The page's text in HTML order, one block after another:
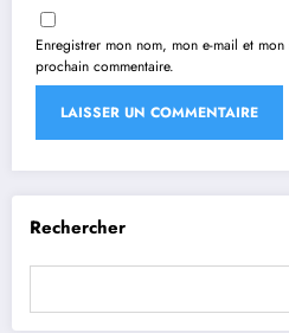
Enregistrer mon nom, mon e-mail et
prochain commentaire.
Rechercher